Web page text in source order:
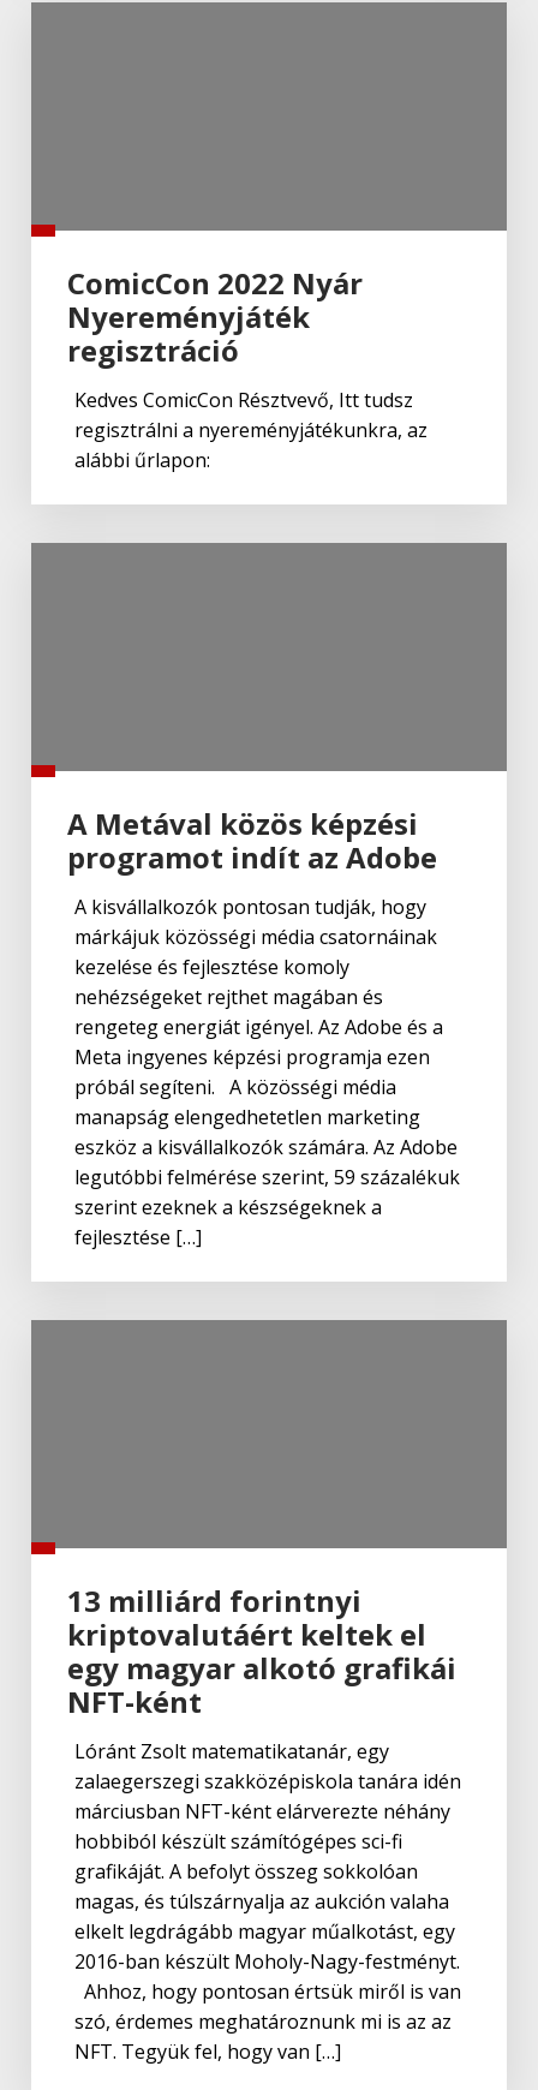
ComicCon 2022 Nyár
Nyereményjáték
regisztráció
Kedves ComicCon Résztvevő, Itt tudsz
regisztrálni a nyereményjátékunkra, az
alábbi űrlapon:
A Metával közös képzési
programot indít az Adobe
A kisvállalkozók pontosan tudják, hogy
márkájuk közösségi média csatornáinak
kezelése és fejlesztése komoly
nehézségeket rejthet magában és
rengeteg energiát igényel. Az Adobe és a
Meta ingyenes képzési programja ezen
próbál segíteni. A közösségi média
manapság elengedhetetlen marketing
eszköz a kisvállalkozók számára. Az Adobe
legutóbbi felmérése szerint, 59 százalékuk
szerint ezeknek a készségeknek a
fejlesztése […]
13 milliárd forintnyi
kriptovalutáért keltek el
egy magyar alkotó grafikái
NFT-ként
Lóránt Zsolt matematikatanár, egy
zalaegerszegi szakközépiskola tanára idén
márciusban NFT-ként elárverezte néhány
hobbiból készült számítógépes sci-fi
grafikáját. A befolyt összeg sokkolóan
magas, és túlszárnyalja az aukción valaha
elkelt legdrágább magyar műalkotást, egy
2016-ban készült Moholy-Nagy-festményt.
Ahhoz, hogy pontosan értsük miről is van
szó, érdemes meghatároznunk mi is az az
NFT. Tegyük fel, hogy van […]